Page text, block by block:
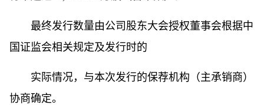
最终发行数量由公司股东大会授权董事会根据中
国证监会相关规定及发行时的
实际情况，与本次发行的保荐机构（主承销商）
协商确定。